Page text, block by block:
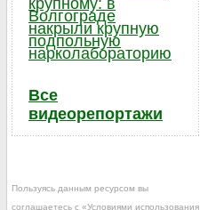
крупному: в
Волгограде
накрыли крупную
подпольную
нарколабораторию
Все
видеорепортажи
Пользуясь данным ресурсом вы
соглашаетесь с «Условиями использования